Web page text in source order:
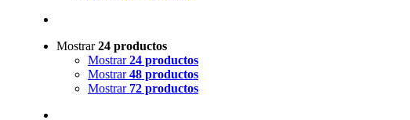
Mostrar24 productos
Mostrar24 productos
Mostrar48 productos
Mostrar 72 productos